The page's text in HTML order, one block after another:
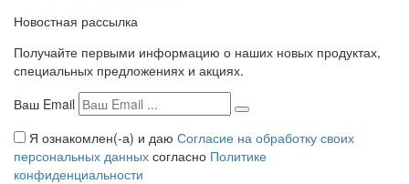
Новостная рассылка
Получайте первыми информацию о наших новых продуктах,
специальных предложениях и акциях.
Ваш Email
Я ознакомлен(-а) и даю Согласие на обработку своих
персональных данных согласно Политике
конфиденциальности